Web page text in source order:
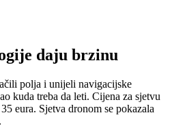
daju brzinu
polja i unijeli navigacijske
kuda treba da leti. Cijena za sjetvu
eura. Sjetva dronom se pokazala